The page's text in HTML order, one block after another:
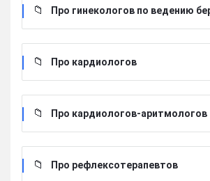
Про гинекологов по ведению
Про кардиологов
Про кардиологов-аритмологов
Про рефлексотерапевтов